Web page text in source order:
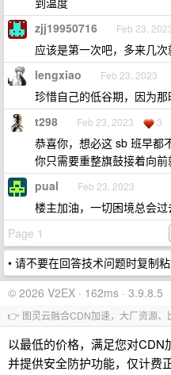
zjj19950716 Feb 23,
应该是第一次吧，多来几次
lengxiao Feb 23, 2023
珍惜自己的低谷期，因为那
t298 Feb 23, 2023 3
恭喜你，想必这 sb 班早都
你只需要重整旗鼓接着向前
pual Feb 23, 2023
楼主加油，一切困境总会
Page 1
• 请不要在回答技术问题时复制
© 2026 V2EX · 162ms · 3.9.8.5
👉 图灵云融合CDN加速，大厂资源、
以最低的价格，满足您对CDN
并提供安全防护功能，仅计费